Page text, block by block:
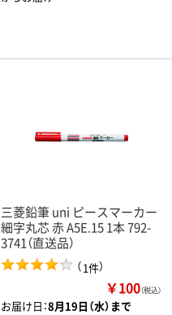
三菱鉛筆 uni ピースマーカー
細字丸芯 赤 A5E.15 1本 792-
3741（直送品）
（1件）
￥100（税込）
お届け日：8月19日（水）まで